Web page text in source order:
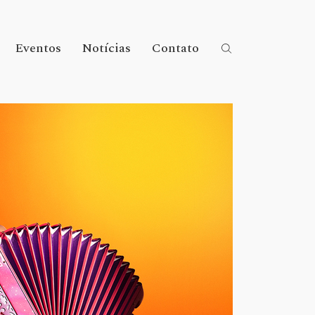
Eventos Notícias Contato